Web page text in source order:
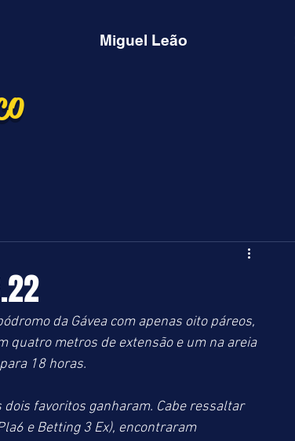
Miguel Leão
da Gávea com apenas oito páreos,
quatro metros de extensão e um na areia
18 horas.
favoritos ganharam. Cabe ressaltar
e Betting 3 Ex), encontraram